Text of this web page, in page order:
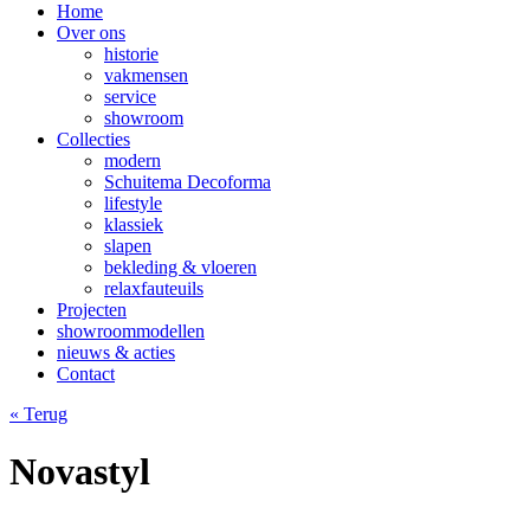
Home
Over ons
historie
vakmensen
service
showroom
Collecties
modern
Schuitema Decoforma
lifestyle
klassiek
slapen
bekleding & vloeren
relaxfauteuils
Projecten
showroommodellen
nieuws & acties
Contact
« Terug
Novastyl